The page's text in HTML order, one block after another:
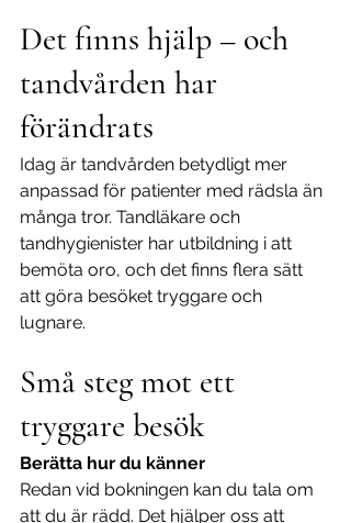
Det finns hjälp – och
tandvården har
förändrats
Idag är tandvården betydligt mer
anpassad för patienter med rädsla än
många tror. Tandläkare och
tandhygienister har utbildning i att
bemöta oro, och det finns flera sätt
att göra besöket tryggare och
lugnare.
Små steg mot ett
tryggare besök
Berätta hur du känner
Redan vid bokningen kan du tala om
att du är rädd. Det hjälper oss att